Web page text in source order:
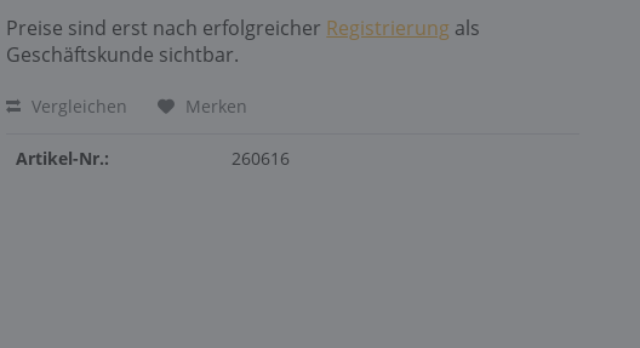
Preise sind erst nach erfolgreicher Registrierung als
Geschäftskunde sichtbar.
Vergleichen Merken
Artikel-Nr.: 260616